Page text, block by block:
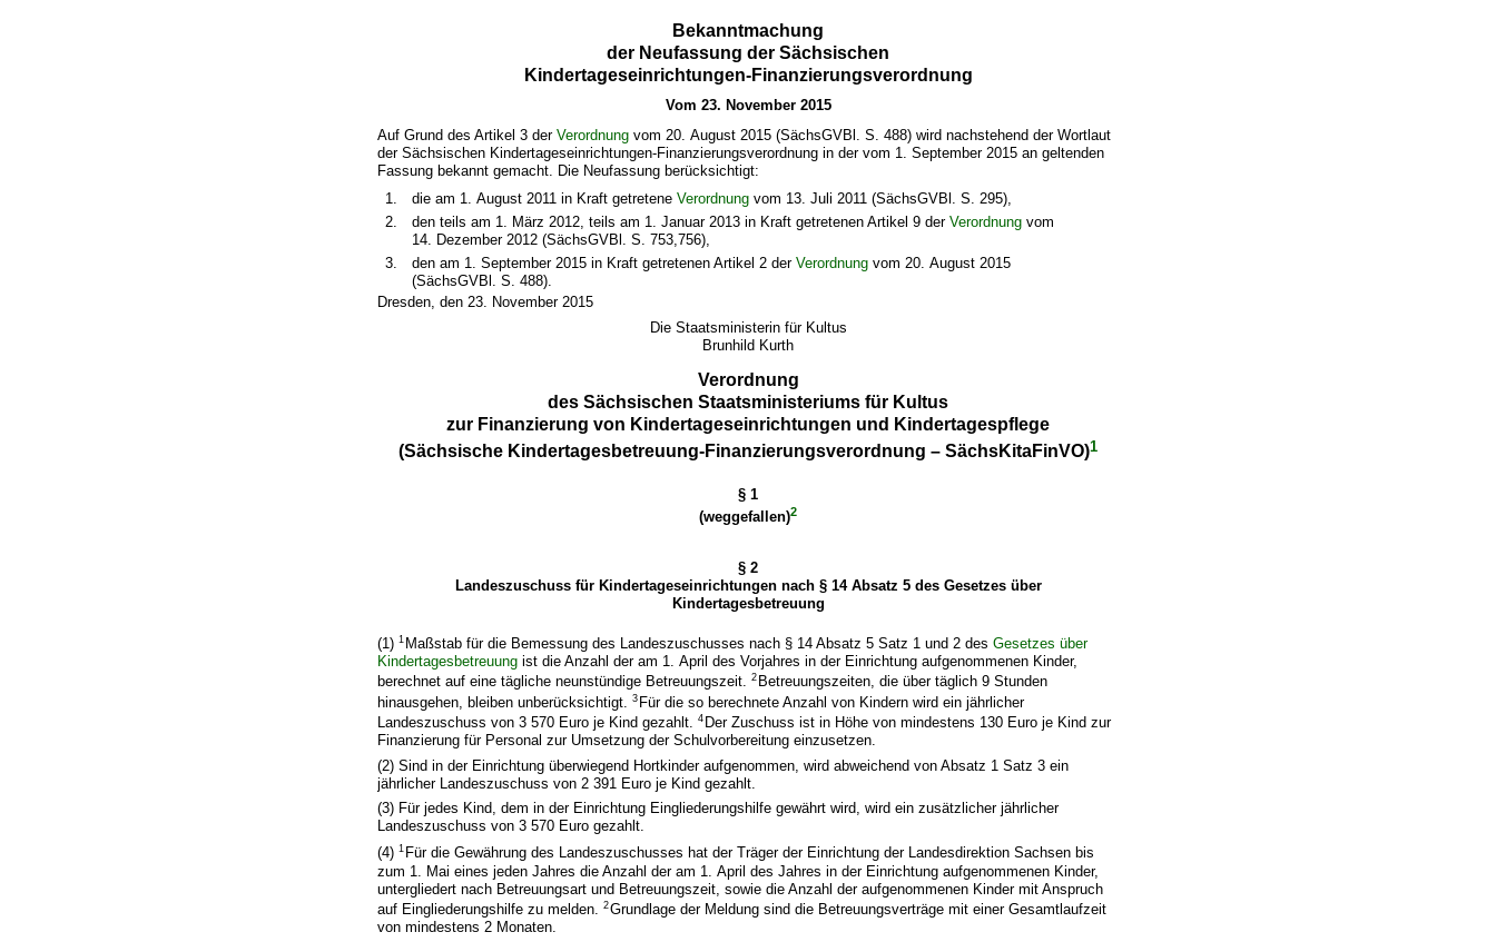
Bekanntmachung
der Neufassung der Sächsischen
Kindertageseinrichtungen-Finanzierungsverordnung
Vom 23. November 2015
Auf Grund des Artikel 3 derVerordnung vom 20. August 2015 (SächsGVBl. S. 488) wird nachstehend der Wortlaut
der Sächsischen Kindertageseinrichtungen-Finanzierungsverordnung in der vom 1. September 2015 an geltenden
Fassung bekannt gemacht. Die Neufassung berücksichtigt:
1.
die am 1. August 2011 in Kraft getretene Verordnungvom 13. Juli 2011 (SächsGVBl. S. 295),
2.
den teils am 1. März 2012, teils am 1. Januar 2013 in Kraft getretenen Artikel 9 der Verordnungvom
14. Dezember 2012 (SächsGVBl. S. 753,756),
3.
den am 1. September 2015 in Kraft getretenen Artikel 2 der Verordnungvom 20. August 2015
(SächsGVBl. S. 488).
Dresden, den 23. November 2015
Die Staatsministerin für Kultus
Brunhild Kurth
Verordnung
des Sächsischen Staatsministeriums für Kultus
zur Finanzierung von Kindertageseinrichtungen und Kindertagespflege
(Sächsische Kindertagesbetreuung-Finanzierungsverordnung – SächsKitaFinVO)1
§ 1
(weggefallen)2
§ 2
Landeszuschuss für Kindertageseinrichtungen nach § 14 Absatz 5 des Gesetzes über
Kindertagesbetreuung
(1)1 Maßstab für die Bemessung des Landeszuschusses nach § 14 Absatz 5 Satz 1 und 2 desGesetzes über
Kindertagesbetreuung ist die Anzahl der am 1. April des Vorjahres in der Einrichtung aufgenommenen Kinder,
berechnet auf eine tägliche neunstündige Betreuungszeit.2 Betreuungszeiten, die über täglich 9 Stunden
hinausgehen, bleiben unberücksichtigt.3 Für die so berechnete Anzahl von Kindern wird ein jährlicher
Landeszuschuss von 3 570 Euro je Kind gezahlt.4 Der Zuschuss ist in Höhe von mindestens 130 Euro je Kind zur
Finanzierung für Personal zur Umsetzung der Schulvorbereitung einzusetzen.
(2) Sind in der Einrichtung überwiegend Hortkinder aufgenommen, wird abweichend von Absatz 1 Satz 3 ein
jährlicher Landeszuschuss von 2 391 Euro je Kind gezahlt.
(3) Für jedes Kind, dem in der Einrichtung Eingliederungshilfe gewährt wird, wird ein zusätzlicher jährlicher
Landeszuschuss von 3 570 Euro gezahlt.
(4)1 Für die Gewährung des Landeszuschusses hat der Träger der Einrichtung der Landesdirektion Sachsen bis
zum 1. Mai eines jeden Jahres die Anzahl der am 1. April des Jahres in der Einrichtung aufgenommenen Kinder,
untergliedert nach Betreuungsart und Betreuungszeit, sowie die Anzahl der aufgenommenen Kinder mit Anspruch
auf Eingliederungshilfe zu melden.2Grundlage der Meldung sind die Betreuungsverträge mit einer Gesamtlaufzeit
von mindestens 2 Monaten.